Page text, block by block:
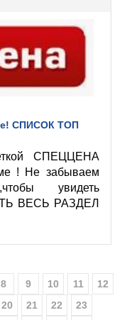
СПИСОК ТОП
СПЕЦЦЕНА
! Не забываем
увидеть
ВЕСЬ РАЗДЕЛ
8 9 10 11
12
20 21 22
23